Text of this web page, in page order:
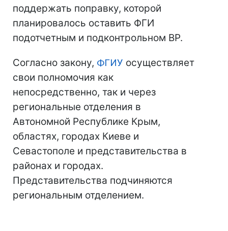
поддержать поправку, которой
планировалось оставить ФГИ
подотчетным и подконтрольном ВР.
Согласно закону, ФГИУ осуществляет
свои полномочия как
непосредственно, так и через
региональные отделения в
Автономной Республике Крым,
областях, городах Киеве и
Севастополе и представительства в
районах и городах.
Представительства подчиняются
региональным отделением.